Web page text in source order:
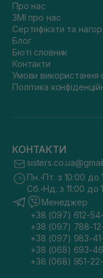
Про нас
ЗМІ про нас
Сертифікати та
Блог
Бюті словник
Контакти
Умови використання
Політика
КОНТАКТИ
Пн.-Пт. з 10:00 до
Сб.-Нд. з 11:00 до
Менеджер
+38 (097) 612-
+38 (097) 788-
+38 (097) 983-
+38 (068) 693-
+38 (068) 951-